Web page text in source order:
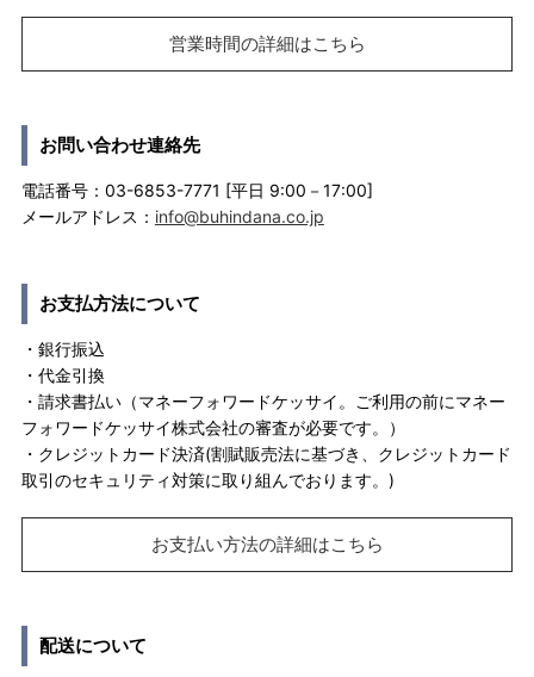
営業時間の詳細はこちら
お問い合わせ連絡先
電話番号：03-6853-7771 [平日 9:00－17:00]
メールアドレス： info@buhindana.co.jp
お支払方法について
・銀行振込
・代金引換
・請求書払い（マネーフォワードケッサイ。ご利用の前にマネー
フォワードケッサイ株式会社の審査が必要です。）
・クレジットカード決済(割賦販売法に基づき、クレジットカード
取引のセキュリティ対策に取り組んでおります。)
お支払い方法の詳細はこちら
配送について